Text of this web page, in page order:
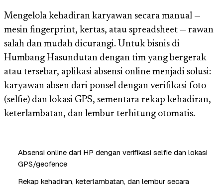
Mengelola kehadiran karyawan secara manual —
mesin fingerprint, kertas, atau spreadsheet — rawan
salah dan mudah dicurangi. Untuk bisnis di
Humbang Hasundutan dengan tim yang bergerak
atau tersebar, aplikasi absensi online menjadi solusi:
karyawan absen dari ponsel dengan verifikasi foto
(selfie) dan lokasi GPS, sementara rekap kehadiran,
keterlambatan, dan lembur terhitung otomatis.
Absensi online dari HP dengan verifikasi selfie dan lokasi
GPS/geofence
Rekap kehadiran, keterlambatan, dan lembur secara